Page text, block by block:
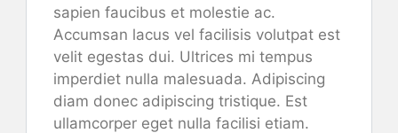
sapien faucibus et molestie ac.
Accumsan lacus vel facilisis volutpat est
velit egestas dui. Ultrices mi tempus
imperdiet nulla malesuada. Adipiscing
diam donec adipiscing tristique. Est
ullamcorper eget nulla facilisi etiam.